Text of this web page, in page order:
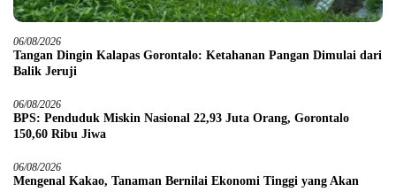
06/08/2026
Tangan Dingin Kalapas Gorontalo: Ketahanan Pangan Dimulai dari
Balik Jeruji
06/08/2026
BPS: Penduduk Miskin Nasional 22,93 Juta Orang, Gorontalo
150,60 Ribu Jiwa
06/08/2026
Mengenal Kakao, Tanaman Bernilai Ekonomi Tinggi yang Akan